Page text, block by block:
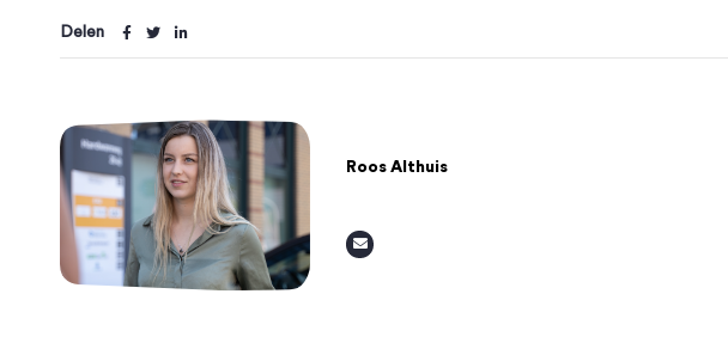
Delen
Roos Althuis